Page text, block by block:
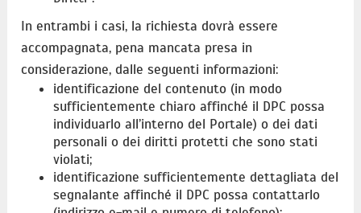
In entrambi i casi, la richiesta dovrà essere
accompagnata, pena mancata presa in
considerazione, dalle seguenti informazioni:
identificazione del contenuto (in modo
sufficientemente chiaro affinché il DPC possa
individuarlo all’interno del Portale) o dei dati
personali o dei diritti protetti che sono stati
violati;
identificazione sufficientemente dettagliata del
segnalante affinché il DPC possa contattarlo